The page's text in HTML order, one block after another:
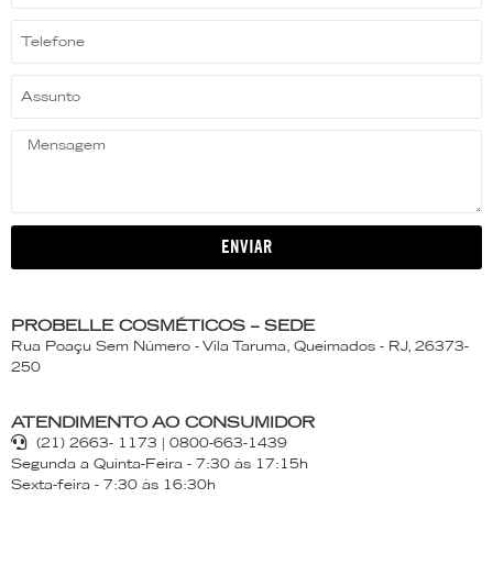
ENVIAR
PROBELLE COSMÉTICOS – SEDE
Rua Poaçu Sem Número - Vila Taruma, Queimados - RJ, 26373-
250
ATENDIMENTO AO CONSUMIDOR
(21) 2663- 1173 | 0800-663-1439
Segunda a Quinta-Feira - 7:30 às 17:15h
Sexta-feira - 7:30 às 16:30h